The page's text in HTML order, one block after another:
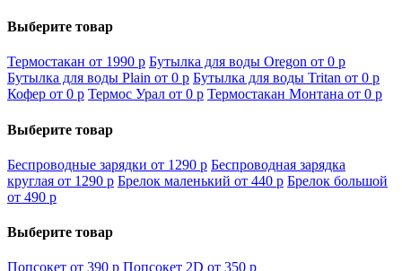
Выберите товар
Термостакан от 1990 p Бутылка для воды Oregon от 0 p
Бутылка для воды Plain от 0 p Бутылка для воды Tritan от 0 p
Кофер от 0 p Термос Урал от 0 p Термостакан Монтана от 0 p
Выберите товар
Беспроводные зарядки от 1290 p Беспроводная зарядка
круглая от 1290 p Брелок маленький от 440 p Брелок большой
от 490 p
Выберите товар
Попсокет от 390 p Попсокет 2D от 350 p